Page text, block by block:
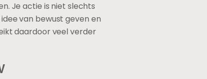
Je actie is niet slechts
van bewust geven en
daardoor veel verder